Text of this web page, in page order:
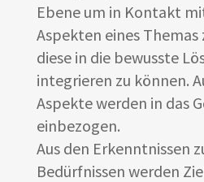
Ebene um in Kontakt
Aspekten eines
diese in die bewusste
integrieren zu können.
Aspekte werden in das
einbezogen.
Aus den Erkenntnissen
Bedürfnissen werden